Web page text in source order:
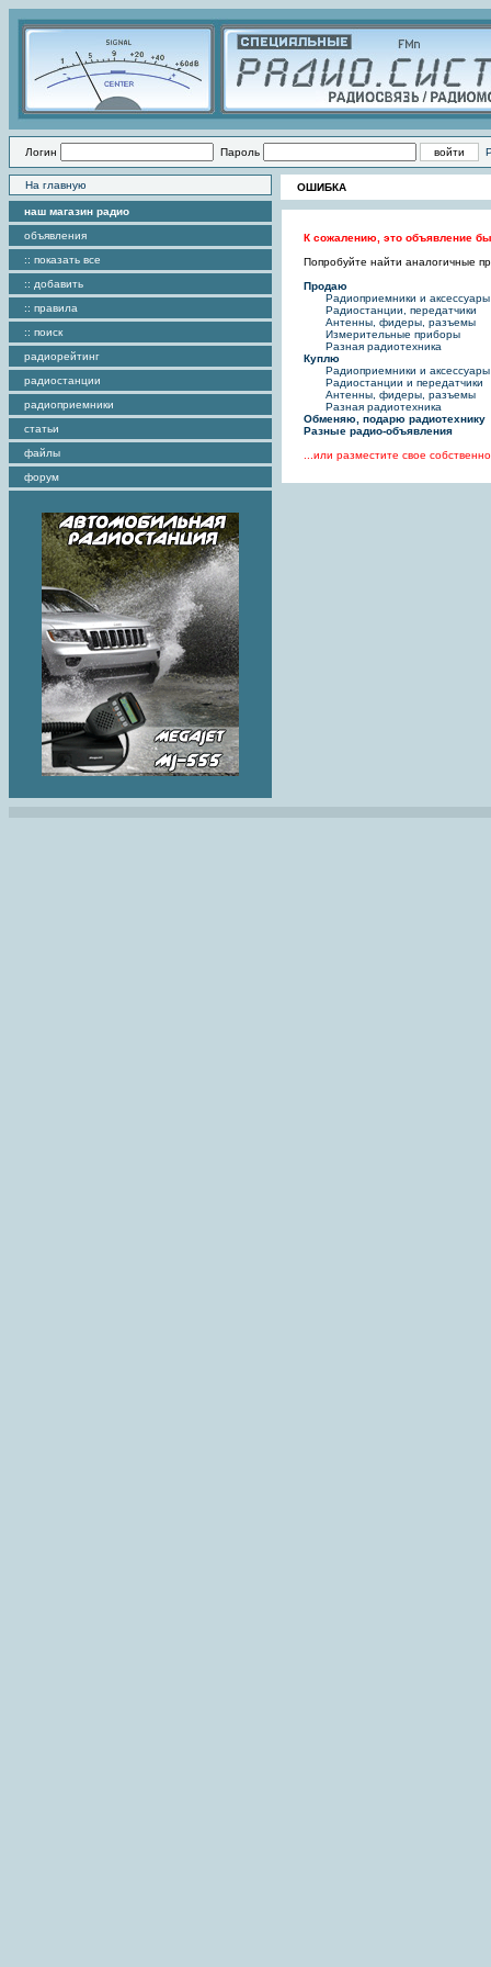
Логин Пароль
На главную
наш магазин радио
объявления
:: показать все
:: добавить
:: правила
:: поиск
радиорейтинг
радиостанции
радиоприемники
статьи
файлы
форум
ОШИБКА
К сожалению, это объявление
Попробуйте найти аналогичные
Продаю
Радиоприемники и аксессуары
Радиостанции, передатчики
Антенны, фидеры, разъемы
Измерительные приборы
Разная радиотехника
Куплю
Радиоприемники и аксессуары
Радиостанции и передатчики
Антенны, фидеры, разъемы
Разная радиотехника
Обменяю, подарю радиотехнику
Разные радио-объявления
...или разместите свое